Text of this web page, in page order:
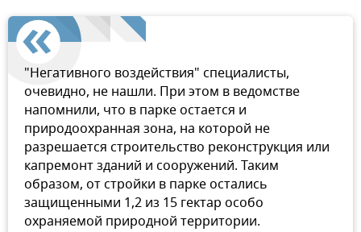
"Негативного воздействия" специалисты,
очевидно, не нашли. При этом в ведомстве
напомнили, что в парке остается и
природоохранная зона, на которой не
разрешается строительство реконструкция или
капремонт зданий и сооружений. Таким
образом, от стройки в парке остались
защищенными 1,2 из 15 гектар особо
охраняемой природной территории.